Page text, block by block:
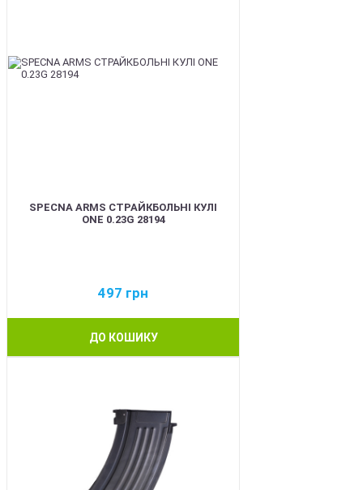
SPECNA ARMS СТРАЙКБОЛЬНІ КУЛІ
ONE 0.23G 28194
497 грн
ДО КОШИКУ